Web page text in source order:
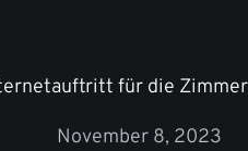
für die
November 8, 2023